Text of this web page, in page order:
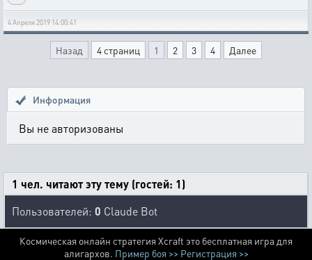
4 Апреля 2019 14:00:41
Назад 4 страниц 1 2 3 4 Далее
Информация
Вы не авторизованы
1 чел. читают эту тему (гостей: 1)
Пользователей: 0 Claude Bot
Космическая онлайн стратегия Xcraft это бесплатная игра для
алигархов. Пример боя >> Регистрация >>